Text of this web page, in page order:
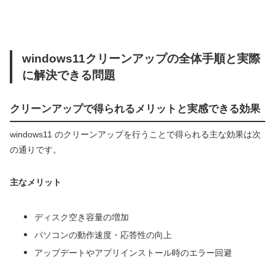
windows11クリーンアップの全体手順と実際
に解決できる問題
クリーンアップで得られるメリットと実感できる効果
windows11 のクリーンアップを行うことで得られる主な効果は次
の通りです。
主なメリット
ディスク空き容量の増加
パソコンの動作速度・応答性の向上
アップデートやアプリインストール時のエラー回避